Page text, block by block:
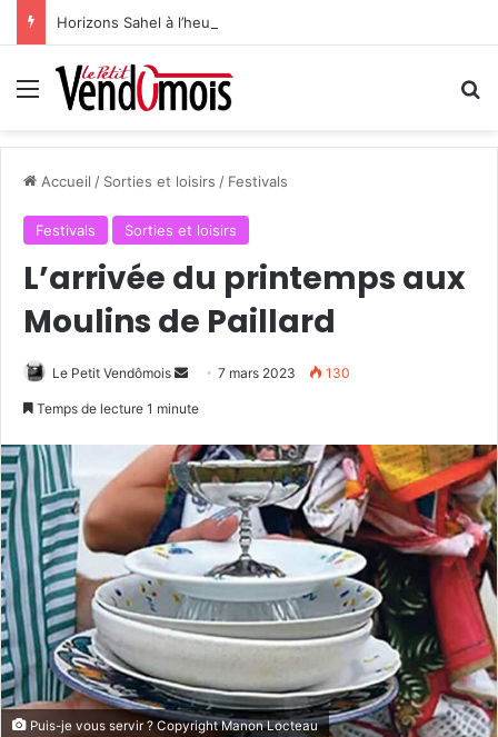
Horizons Sahel à l’heure du bilan
Menu
Accueil / Sorties et loisirs / Festivals
Festivals Sorties et loisirs
L’arrivée du printemps aux
Moulins de Paillard
Le Petit Vendômois
o
y
e
r
u
n
c
o
r
r
7 mars 2023 130
Temps de lecture 1 minute
Puis-je vous servir ? Copyright Manon Locteau